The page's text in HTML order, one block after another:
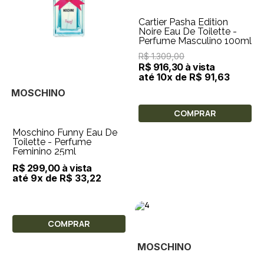
MOSCHINO
Moschino Funny Eau De
Toilette - Perfume
Feminino 25ml
R$ 299,00 à vista
até 9x de R$ 33,22
COMPRAR
Cartier Pasha Edition
Noire Eau De Toilette -
Perfume Masculino 100ml
R$ 1.309,00
R$ 916,30 à vista
até 10x de R$ 91,63
COMPRAR
MOSCHINO